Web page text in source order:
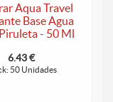
Aqua Travel
Base Agua
- 50 Ml
6.43 €
50 Unidades